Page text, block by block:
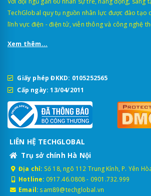
TechGlobal quy tụ nguồn nhân lực được đào tạo
lĩnh vực điện - điện tử, viễn thông và công nghệ
Xem thêm...
Giấy phép ĐKKD: 0105252565
Cấp ngày: 13/04/2011
LIÊN HỆ TECHGLOBAL
Trụ sở chính Hà Nội
Địa chỉ: Số 18, ngõ 112 Trung Kính, P. Yên
Hotline: 0917.46.0808- 0901.732.999
Email: sam89@techglobal.vn